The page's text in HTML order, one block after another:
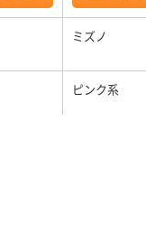
ミズノ
ピンク系